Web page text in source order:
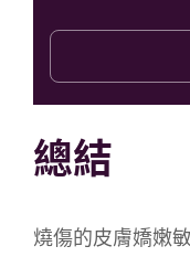
總結
燒傷的皮膚嬌嫩